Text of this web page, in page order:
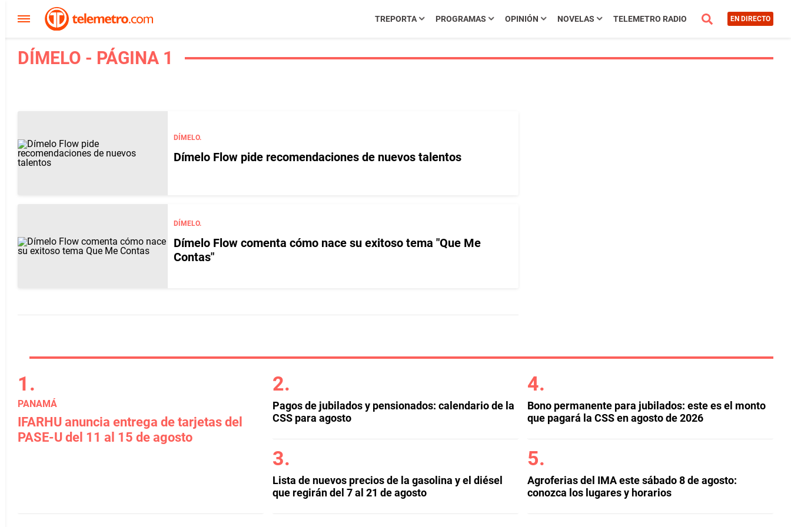
TREPORTA PROGRAMAS OPINIÓN NOVELAS TELEMETRO RADIO EN DIRECTO
DÍMELO - PÁGINA 1
DÍMELO.
Dímelo Flow pide recomendaciones de nuevos talentos
DÍMELO.
Dímelo Flow comenta cómo nace su exitoso tema "Que Me
Contas"
PANAMÁ
IFARHU anuncia entrega de tarjetas del
PASE-U del 11 al 15 de agosto
Pagos de jubilados y pensionados: calendario de la
CSS para agosto
Lista de nuevos precios de la gasolina y el diésel
que regirán del 7 al 21 de agosto
Bono permanente para jubilados: este es el monto
que pagará la CSS en agosto de 2026
Agroferias del IMA este sábado 8 de agosto:
conozca los lugares y horarios